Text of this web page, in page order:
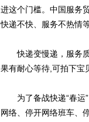
进这个门槛。中国服务
快递不快、服务不热情
快递变慢递，服务质
果有耐心等待,可拍下宝
为了备战快递“春运”
网络、停开网络班车、